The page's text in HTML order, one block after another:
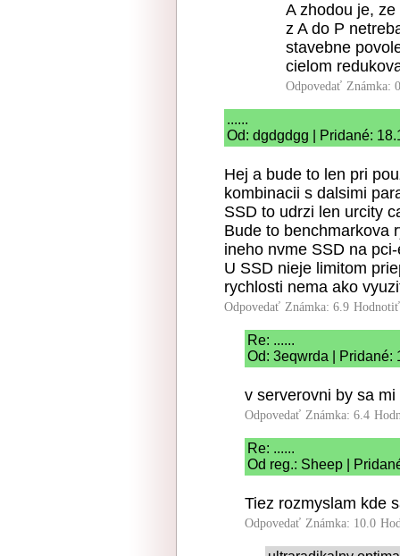
A zhodou je,
z A do P
stavebne
cielom
Odpovedať Známka:
......
Od: dgdgdgg | Pridané:
Hej a bude to len pri
kombinacii s dalsimi
SSD to udrzi len urcity
Bude to benchmarkova
ineho nvme SSD na
U SSD nieje limitom
rychlosti nema ako
Odpovedať Známka: 6.9
Re: ......
Od: 3eqwrda | Pridané:
v serverovni by sa
Odpovedať Známka: 6.4
Re: ......
Od reg.: Sheep |
Tiez rozmyslam kde
Odpovedať Známka: 10.0